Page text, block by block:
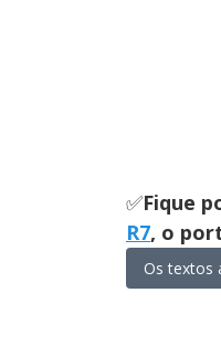
✅Fique
R7, o
Os textos